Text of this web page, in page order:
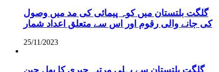
گلگت بلتستان میں کوہ پیمائی کی مد میں وصول
کی جانے والی رقوم اور اس سے متعلق اعداد شمار
25/11/2023
گلگت بلتستان سے پہلی مرتبہ چیری کا پھل چین